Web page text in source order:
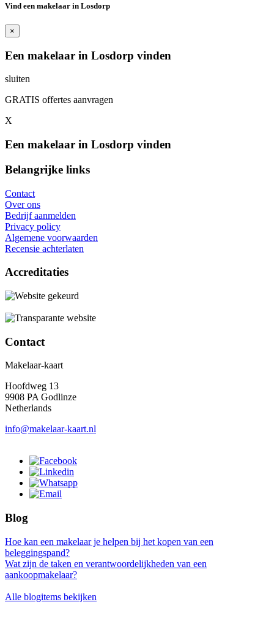
Vind een makelaar in Losdorp
×
Een makelaar in Losdorp vinden
sluiten
GRATIS offertes aanvragen
X
Een makelaar in Losdorp vinden
Belangrijke links
Contact
Over ons
Bedrijf aanmelden
Privacy policy
Algemene voorwaarden
Recensie achterlaten
Accreditaties
Contact
Makelaar-kaart
Hoofdweg 13
9908 PA Godlinze
Netherlands
info@makelaar-kaart.nl
Blog
Hoe kan een makelaar je helpen bij het kopen van een
beleggingspand?
Wat zijn de taken en verantwoordelijkheden van een
aankoopmakelaar?
Alle blogitems bekijken